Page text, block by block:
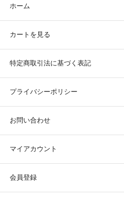
ホーム
カートを見る
特定商取引法に基づく表記
プライバシーポリシー
お問い合わせ
マイアカウント
会員登録